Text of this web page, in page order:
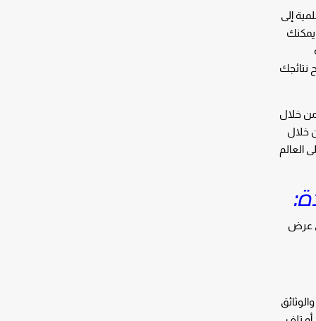
إلى
يمكنك
نتائجك
من خلال
خلال
العالم
عرض